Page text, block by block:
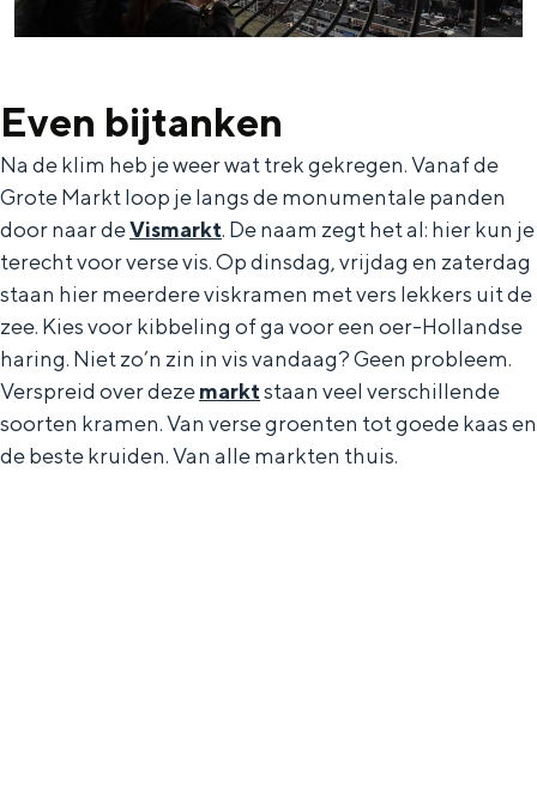
:
N
e
r
l
a
n
n
t
e
Even bijtanken
Na de klim heb je weer wat trek gekregen. Vanaf de
Grote Markt loop je langs de monumentale panden
door naar deVismarkt. De naam zegt het al: hier kun je
terecht voor verse vis. Op dinsdag, vrijdag en zaterdag
staan hier meerdere viskramen met vers lekkers uit de
zee. Kies voor kibbeling of ga voor een oer-Hollandse
haring. Niet zo’n zin in vis vandaag? Geen probleem.
Verspreid over dezemarktstaan veel verschillende
soorten kramen. Van verse groenten tot goede kaas en
de beste kruiden. Van alle markten thuis.